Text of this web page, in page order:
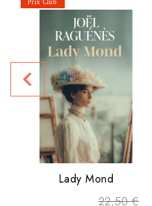
Lady Mond
22,50 €
navigate_before